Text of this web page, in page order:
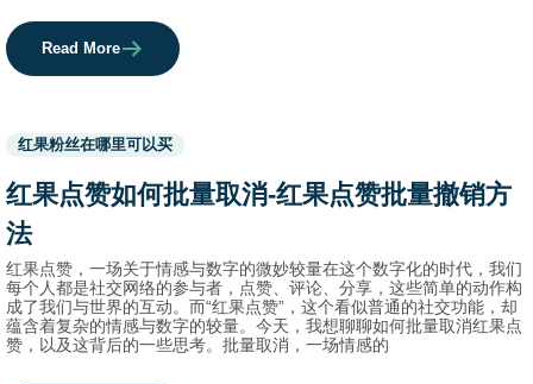
Read More
Used
before
category
names.
红果粉丝在哪里可以买
红果点赞如何批量取消-红果点赞批量撤销方
法
红果点赞，一场关于情感与数字的微妙较量在这个数字化的时代，我们
每个人都是社交网络的参与者，点赞、评论、分享，这些简单的动作构
成了我们与世界的互动。而“红果点赞”，这个看似普通的社交功能，却
蕴含着复杂的情感与数字的较量。今天，我想聊聊如何批量取消红果点
赞，以及这背后的一些思考。批量取消，一场情感的